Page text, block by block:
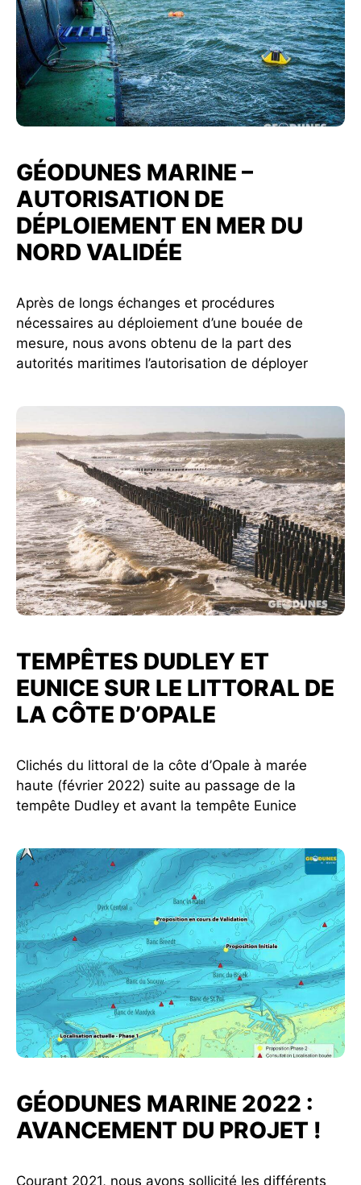
GÉODUNES MARINE –
AUTORISATION DE
DÉPLOIEMENT EN MER DU
NORD VALIDÉE
Après de longs échanges et procédures
nécessaires au déploiement d’une bouée de
mesure, nous avons obtenu de la part des
autorités maritimes l’autorisation de déployer
TEMPÊTES DUDLEY ET
EUNICE SUR LE LITTORAL DE
LA CÔTE D’OPALE
Clichés du littoral de la côte d’Opale à marée
haute (février 2022) suite au passage de la
tempête Dudley et avant la tempête Eunice
GÉODUNES MARINE 2022 :
AVANCEMENT DU PROJET !
Courant 2021, nous avons sollicité les différents